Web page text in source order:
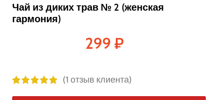
Чай из диких трав № 2 (женская
гармония)
299 ₽
(1 отзыв клиента)